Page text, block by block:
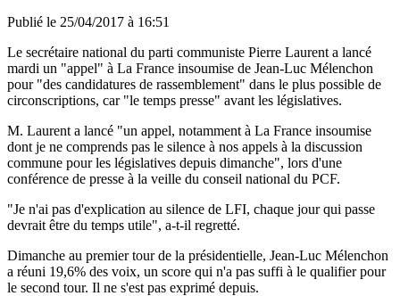
Publié le 25/04/2017 à 16:51
Le secrétaire national du parti communiste Pierre Laurent a lancé
mardi un "appel" à La France insoumise de Jean-Luc Mélenchon
pour "des candidatures de rassemblement" dans le plus possible de
circonscriptions, car "le temps presse" avant les législatives.
M. Laurent a lancé "un appel, notamment à La France insoumise
dont je ne comprends pas le silence à nos appels à la discussion
commune pour les législatives depuis dimanche", lors d'une
conférence de presse à la veille du conseil national du PCF.
"Je n'ai pas d'explication au silence de LFI, chaque jour qui passe
devrait être du temps utile", a-t-il regretté.
Dimanche au premier tour de la présidentielle, Jean-Luc Mélenchon
a réuni 19,6% des voix, un score qui n'a pas suffi à le qualifier pour
le second tour. Il ne s'est pas exprimé depuis.